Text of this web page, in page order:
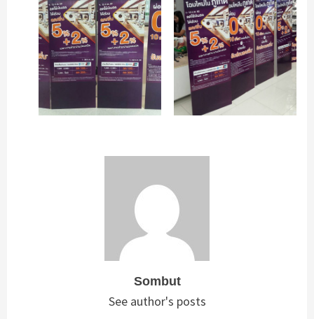
Sombut
See author's posts